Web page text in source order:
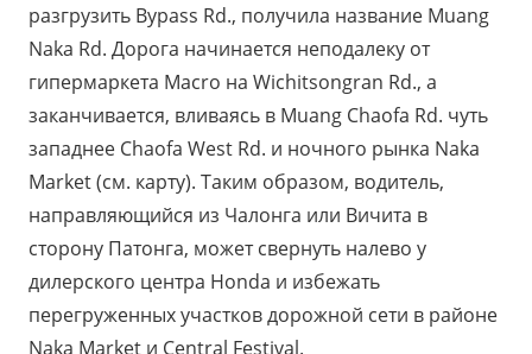
разгрузить Bypass Rd., получила название Muang
Naka Rd. Дорога начинается неподалеку от
гипермаркета Macro на Wichitsongran Rd., а
заканчивается, вливаясь в Muang Chaofa Rd. чуть
западнее Chaofa West Rd. и ночного рынка Naka
Market (см. карту). Таким образом, водитель,
направляющийся из Чалонга или Вичита в
сторону Патонга, может свернуть налево у
дилерского центра Honda и избежать
перегруженных участков дорожной сети в районе
Naka Market и Central Festival.